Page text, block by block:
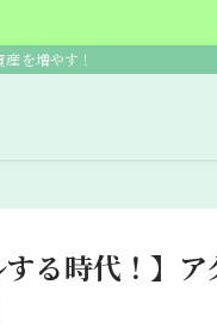
を増やす！
する時代！】